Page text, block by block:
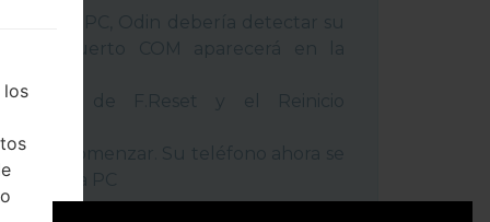
de F.Reset y el Reinicio
tecla Comenzar. Su teléfono ahora se
de la PC
los